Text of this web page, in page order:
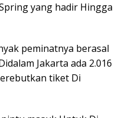
yang hadir Hingga
peminatnya berasal
Jakarta ada 2.016
tiket Di